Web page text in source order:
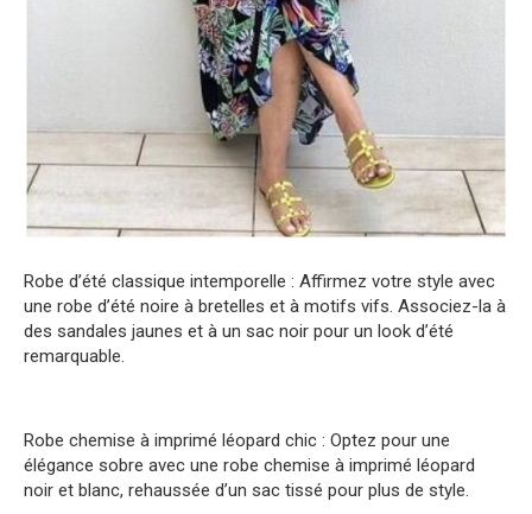
Robe d’été classique intemporelle : Affirmez votre style avec
une robe d’été noire à bretelles et à motifs vifs. Associez-la à
des sandales jaunes et à un sac noir pour un look d’été
remarquable.
Robe chemise à imprimé léopard chic : Optez pour une
élégance sobre avec une robe chemise à imprimé léopard
noir et blanc, rehaussée d’un sac tissé pour plus de style.